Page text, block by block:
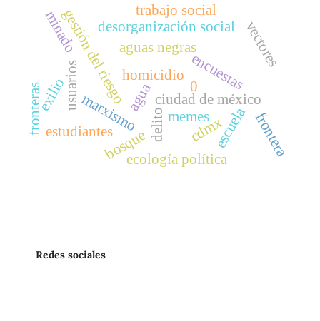
marxismo
homicidio
gestión del riesgoaguas negras
usuarios encuestas
memes
ciudad de méxico
desorganización social
cdmx
delito
minado
bosqueecología política
agua
trabajo social
vectores
escuela
estudiantes frontera
exilio
fronteras 0
Redes sociales